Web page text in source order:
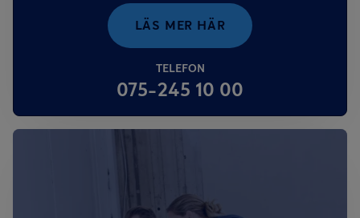
LÄS MER HÄR
TELEFON
075-245 10 00